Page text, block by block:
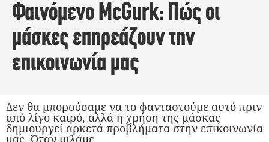
Φαινόμενο McGurk: Πώς οι
μάσκες επηρεάζουν την
επικοινωνία μας
Δεν θα μπορούσαμε να το φανταστούμε αυτό πριν
από λίγο καιρό, αλλά η χρήση της μάσκας
δημιουργεί αρκετά προβλήματα στην επικοινωνία
μας. Όταν μιλάμε